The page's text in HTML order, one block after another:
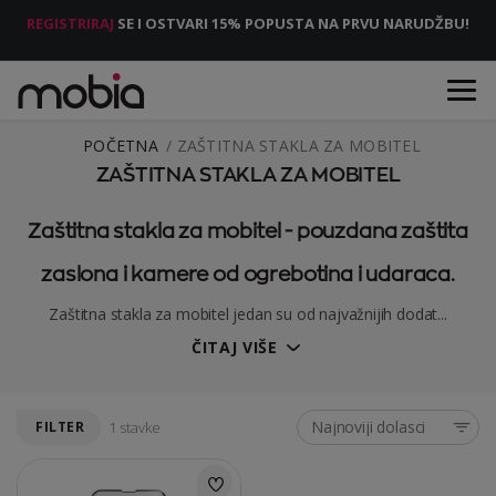
REGISTRIRAJ SE I OSTVARI 15% POPUSTA NA PRVU NARUDŽBU!
POČETNA ZAŠTITNA STAKLA ZA MOBITEL
ZAŠTITNA STAKLA ZA MOBITEL
Zaštitna stakla za mobitel - pouzdana zaštita
zaslona i kamere od ogrebotina i udaraca.
Zaštitna stakla za mobitel jedan su od najvažnijih dodat...
ČITAJ VIŠE
FILTER 1 stavke Najnoviji dolasci